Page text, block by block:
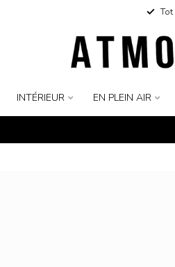
Tot
INTÉRIEUR EN PLEIN AIR